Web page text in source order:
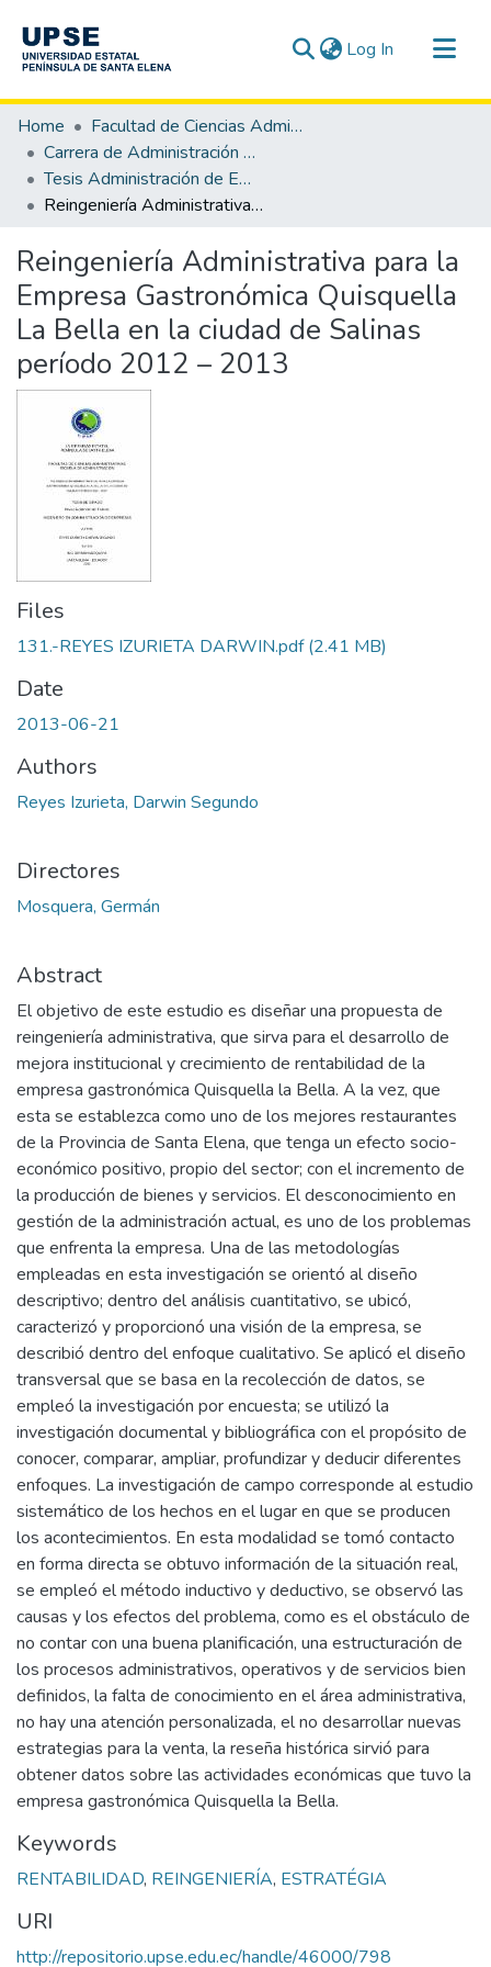
Log In (current)
Communities & Collections
All of DSpace
Statistics
Home
Facultad de Ciencias Administrativas
Carrera de Administración de Empresas
Tesis Administración de Empresas
Reingeniería Administrativa para la Empresa Gastronómica Quisquella La Bella en la ciudad de Salinas período 2012 – 2013
Reingeniería Administrativa para la
Empresa Gastronómica Quisquella
La Bella en la ciudad de Salinas
período 2012 – 2013
Files
131.-REYES IZURIETA DARWIN.pdf(2.41 MB)
Date
2013-06-21
Authors
Reyes Izurieta, Darwin Segundo
Directores
Mosquera, Germán
Abstract
El objetivo de este estudio es diseñar una propuesta de
reingeniería administrativa, que sirva para el desarrollo de
mejora institucional y crecimiento de rentabilidad de la
empresa gastronómica Quisquella la Bella. A la vez, que
esta se establezca como uno de los mejores restaurantes
de la Provincia de Santa Elena, que tenga un efecto socio-
económico positivo, propio del sector; con el incremento de
la producción de bienes y servicios. El desconocimiento en
gestión de la administración actual, es uno de los problemas
que enfrenta la empresa. Una de las metodologías
empleadas en esta investigación se orientó al diseño
descriptivo; dentro del análisis cuantitativo, se ubicó,
caracterizó y proporcionó una visión de la empresa, se
describió dentro del enfoque cualitativo. Se aplicó el diseño
transversal que se basa en la recolección de datos, se
empleó la investigación por encuesta; se utilizó la
investigación documental y bibliográfica con el propósito de
conocer, comparar, ampliar, profundizar y deducir diferentes
enfoques. La investigación de campo corresponde al estudio
sistemático de los hechos en el lugar en que se producen
los acontecimientos. En esta modalidad se tomó contacto
en forma directa se obtuvo información de la situación real,
se empleó el método inductivo y deductivo, se observó las
causas y los efectos del problema, como es el obstáculo de
no contar con una buena planificación, una estructuración de
los procesos administrativos, operativos y de servicios bien
definidos, la falta de conocimiento en el área administrativa,
no hay una atención personalizada, el no desarrollar nuevas
estrategias para la venta, la reseña histórica sirvió para
obtener datos sobre las actividades económicas que tuvo la
empresa gastronómica Quisquella la Bella.
Keywords
RENTABILIDAD, REINGENIERÍA, ESTRATÉGIA
URI
http://repositorio.upse.edu.ec/handle/46000/798